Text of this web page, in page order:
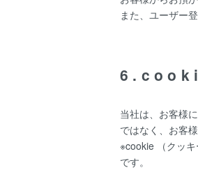
また、ユーザー
当社は、お客様
ではなく、お客
※cookie （クッ
です。